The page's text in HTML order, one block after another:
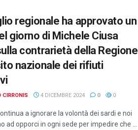
regionale ha approvato un
giorno di Michele Ciusa
contrarietà della Regione
nazionale dei rifiuti
CIRRONIS 4 DICEMBRE 2024 0 0
a ignorare la volontà dei sardi e noi
ad opporci in ogni sede per impedire che ...